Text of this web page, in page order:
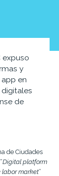
expuso
y
en
de
de Ciudades
Digital platform
labor market”